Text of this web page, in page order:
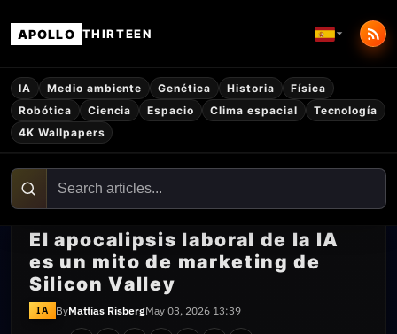
APOLLO THIRTEEN
IA Medio ambiente Genética Historia
Física
Robótica
Ciencia Espacio Clima espacial
Tecnología
4K Wallpapers
El apocalipsis laboral de la IA
es un mito de marketing de
Silicon Valley
IA ByMattias RisbergMay 03, 2026 13:39